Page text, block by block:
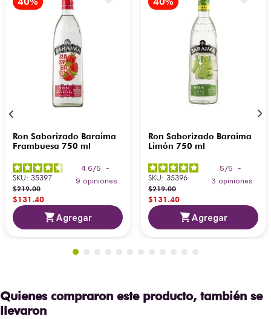
Ron Saborizado Baraima
Frambuesa 750 ml
4.6 /5
-
9 opiniones
SKU: 35397
$219.00
$131.40
Agregar
Ron Saborizado Baraima
Limón 750 ml
5 /5
-
3 opiniones
SKU: 35396
$219.00
$131.40
Agregar
Quienes compraron este producto, también se
llevaron